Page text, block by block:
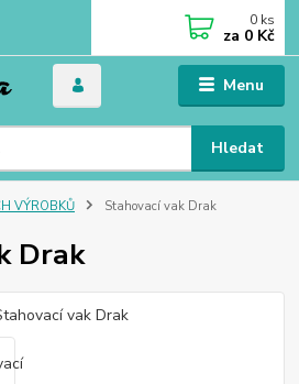
Menu
Hledat
0 ks
za 0 Kč
VÝROBKŮ Stahovací vak Drak
Drak